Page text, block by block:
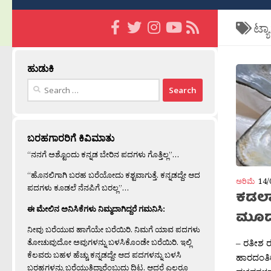
ಅರಿಮೆ 14/
– ರತೀಶ
ಹುಡುಕಿ
Search
ಬರಹಗಾರರಿಗೆ ಕಿವಿಮಾತು
“ನನಗೆ ಅಶ್ಟೊಂದು ಕನ್ನಡ ಬೇರಿನ ಪದಗಳು ಗೊತ್ತಿಲ್ಲ”…
“ಹೊನಲಿಗಾಗಿ ಬರಹ ಬರೆಯೋದು ಕಶ್ಟವಾಗುತ್ತೆ. ಕನ್ನಡದ್ದೇ ಆದ
ಪದಗಳು ಕೂಡಲೆ ನೆನಪಿಗೆ ಬರಲ್ಲ”…
ಈ ಮೇಲಿನ ಅನಿಸಿಕೆಗಳು ನಿಮ್ಮದಾಗಿದ್ದರೆ ಗಮನಿಸಿ:
ನೀವು ಬರೆಯುವ ಹಾಗೆಯೇ ಬರೆಯಿರಿ. ನಿಮಗೆ ಯಾವ ಪದಗಳು
ತೋಚುವುದೋ ಅವುಗಳನ್ನು ಬಳಸಿಕೊಂಡೇ ಬರೆಯಿರಿ. ಇಲ್ಲಿ
ಕೆಲವರು ಬಹಳ ಹೆಚ್ಚು ಕನ್ನಡದ್ದೇ ಆದ ಪದಗಳನ್ನು ಬಳಸಿ
ಬರಹಗಳನ್ನು ಬರೆಯುತ್ತಿದ್ದಾರೆಂಬುದು ದಿಟ. ಆದರೆ ಎಲ್ಲರೂ